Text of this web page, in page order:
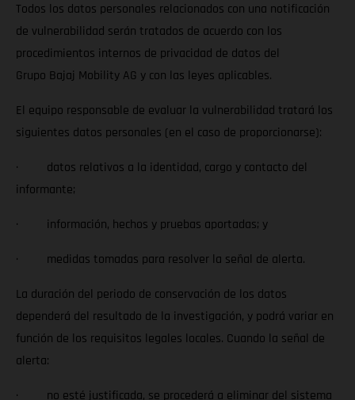
Todos los datos personales relacionados con una notificación
de vulnerabilidad serán tratados de acuerdo con los
procedimientos internos de privacidad de datos del
Grupo Bajaj Mobility AG y con las leyes aplicables.
El equipo responsable de evaluar la vulnerabilidad tratará los
siguientes datos personales (en el caso de proporcionarse):
· datos relativos a la identidad, cargo y contacto del
informante;
· información, hechos y pruebas aportadas; y
· medidas tomadas para resolver la señal de alerta.
La duración del periodo de conservación de los datos
dependerá del resultado de la investigación, y podrá variar en
función de los requisitos legales locales. Cuando la señal de
alerta:
· no esté justificada, se procederá a eliminar del sistema